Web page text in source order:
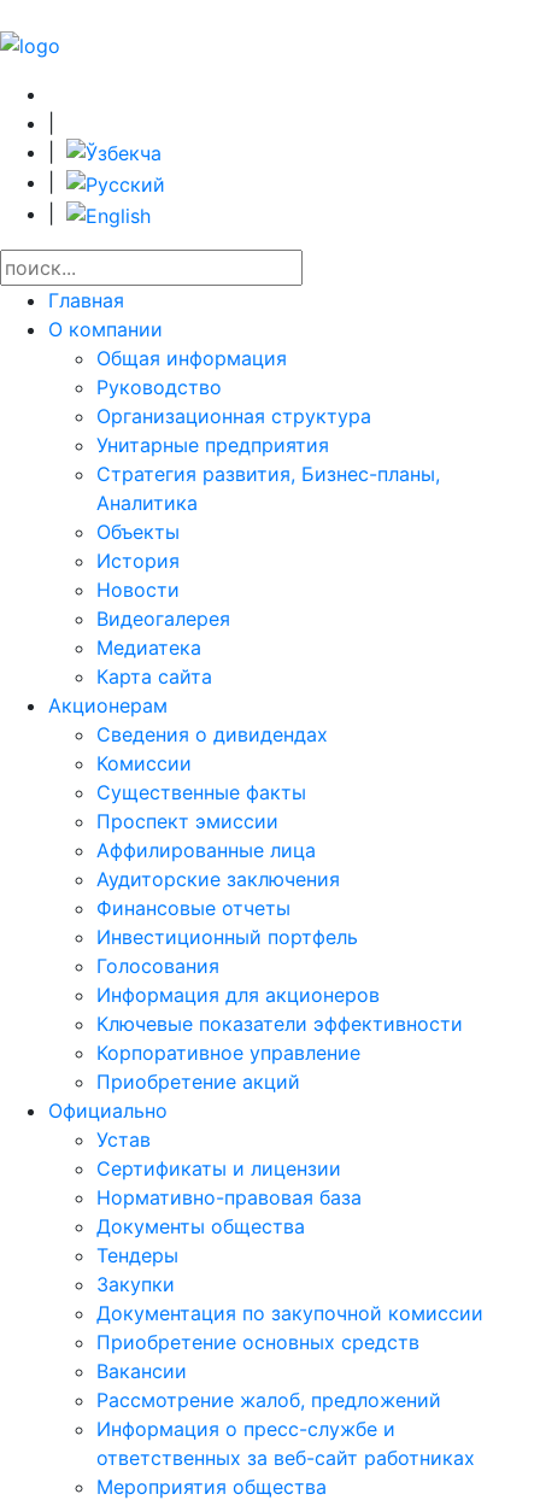
Главная
О компании
Общая информация
Руководство
Организационная структура
Унитарные предприятия
Стратегия развития, Бизнес-планы,
Аналитика
Объекты
История
Новости
Видеогалерея
Медиатека
Карта сайта
Акционерам
Сведения о дивидендах
Комиссии
Существенные факты
Проспект эмиссии
Аффилированные лица
Аудиторские заключения
Финансовые отчеты
Инвестиционный портфель
Голосования
Информация для акционеров
Ключевые показатели эффективности
Корпоративное управление
Приобретение акций
Официально
Устав
Сертификаты и лицензии
Нормативно-правовая база
Документы общества
Тендеры
Закупки
Документация по закупочной комиссии
Приобретение основных средств
Вакансии
Рассмотрение жалоб, предложений
Информация о пресс-службе и
ответственных за веб-сайт работниках
Мероприятия общества